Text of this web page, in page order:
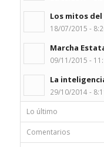
Los mitos
18/07/2015 -
Marcha
09/11/2015 -
La
29/10/2014 -
Lo último
Comentarios